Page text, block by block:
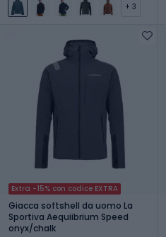
+ 3
Extra -15% con codice EXTRA
Giacca softshell da uomo La
Sportiva Aequiibrium Speed
onyx/chalk